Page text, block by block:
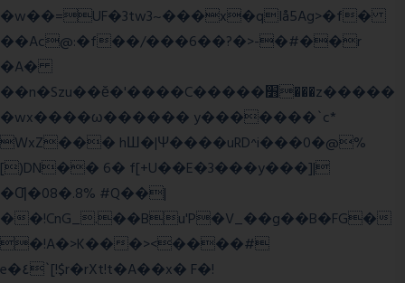
�w��=UF�3tw3~���x�qIå5Ag>�f�
��Ac@:�f��/���6��?�>-�#��r
�A�
��n�Szu��ӗ�'����C�����׻���z�����
�wx����ω������ y�������`c*
WxZ��� hШ�|Ψ����uRD^i���0�@%
[)DN�� 6� f[+U��E�3���y���]|
�Ƣ�08�.8% #Q��|
��!CnG_.��Bu'P�V_��g��B�FG�
�!A�>K���><����#
e�٤`[!$r�rXt!t�A��x� F�!